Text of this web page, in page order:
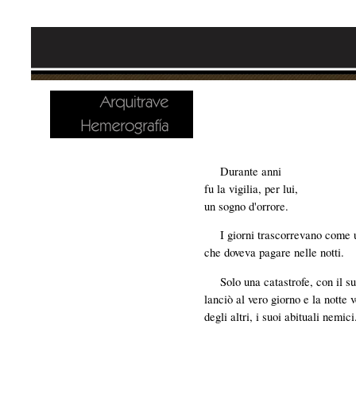
Durante anni
fu la vigilia, per lui,
un sogno d'orrore.
I giorni trascorrevano come
che doveva pagare nelle notti.
Solo una catastrofe, con il
lanciò al vero giorno e la notte
degli altri, i suoi abituali